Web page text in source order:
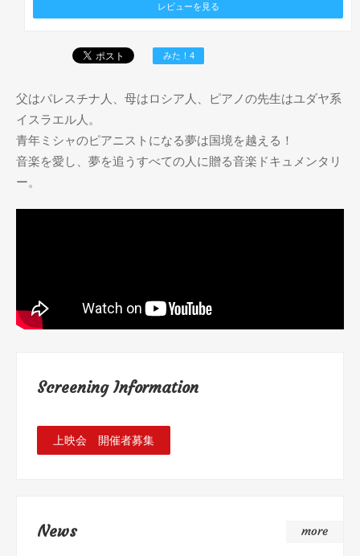
レビューを見る
みた！4
父はパレスチナ人、母はロシア人、ピアノの先生はユダヤ系
イスラエル人。
青年ミシャのピアニストになる夢は国境を越える！
音楽を愛し、夢を追うすべての人に贈る音楽ドキュメンタリ
ー。
Screening Information
上映会 開催者募集
News